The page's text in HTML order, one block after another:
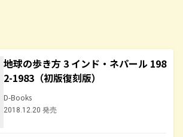
地球の歩き方 3 インド・ネパール 198
2-1983（初版復刻版）
D-Books
2018.12.20 発売